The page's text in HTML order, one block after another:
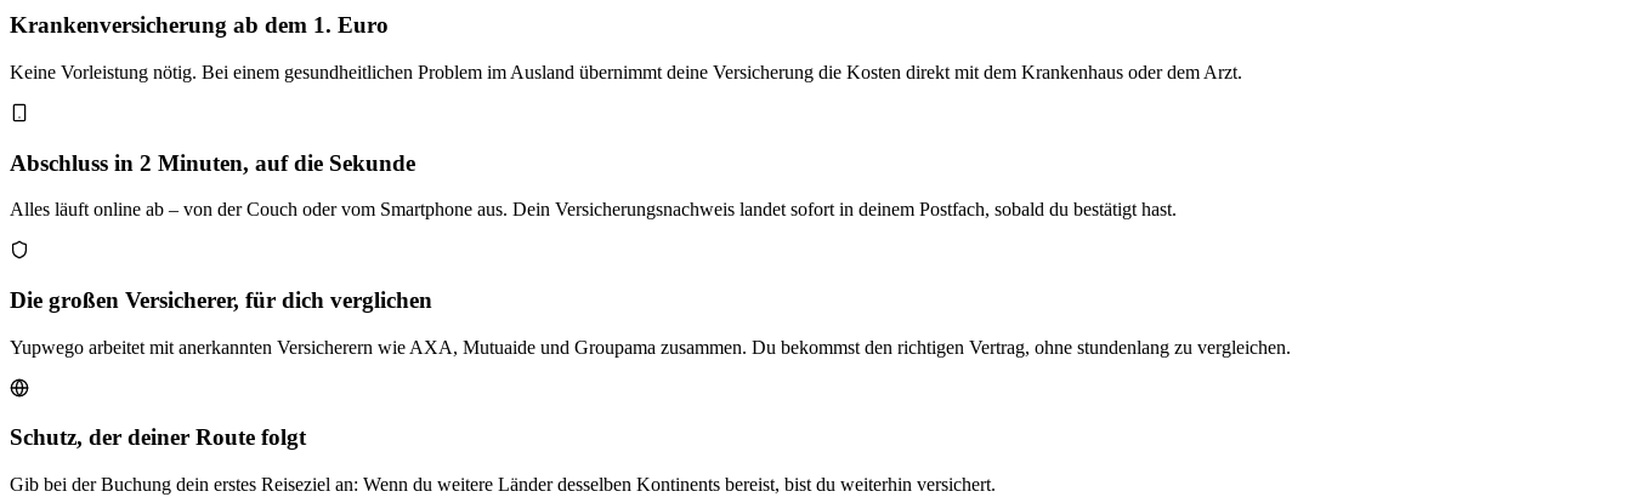
Krankenversicherung ab dem 1. Euro
Keine Vorleistung nötig. Bei einem gesundheitlichen Problem im Ausland übernimmt deine Versicherung die Kosten direkt mit dem Krankenhaus oder dem Arzt.
Abschluss in 2 Minuten, auf die Sekunde
Alles läuft online ab – von der Couch oder vom Smartphone aus. Dein Versicherungsnachweis landet sofort in deinem Postfach, sobald du bestätigt hast.
Die großen Versicherer, für dich verglichen
Yupwego arbeitet mit anerkannten Versicherern wie AXA, Mutuaide und Groupama zusammen. Du bekommst den richtigen Vertrag, ohne stundenlang zu vergleichen.
Schutz, der deiner Route folgt
Gib bei der Buchung dein erstes Reiseziel an: Wenn du weitere Länder desselben Kontinents bereist, bist du weiterhin versichert.